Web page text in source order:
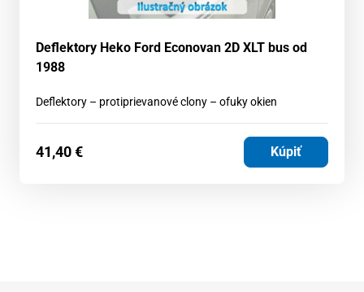
Deflektory Heko Ford Econovan 2D XLT bus od
1988
Deflektory – protiprievanové clony – ofuky okien
41,40€ Kúpiť